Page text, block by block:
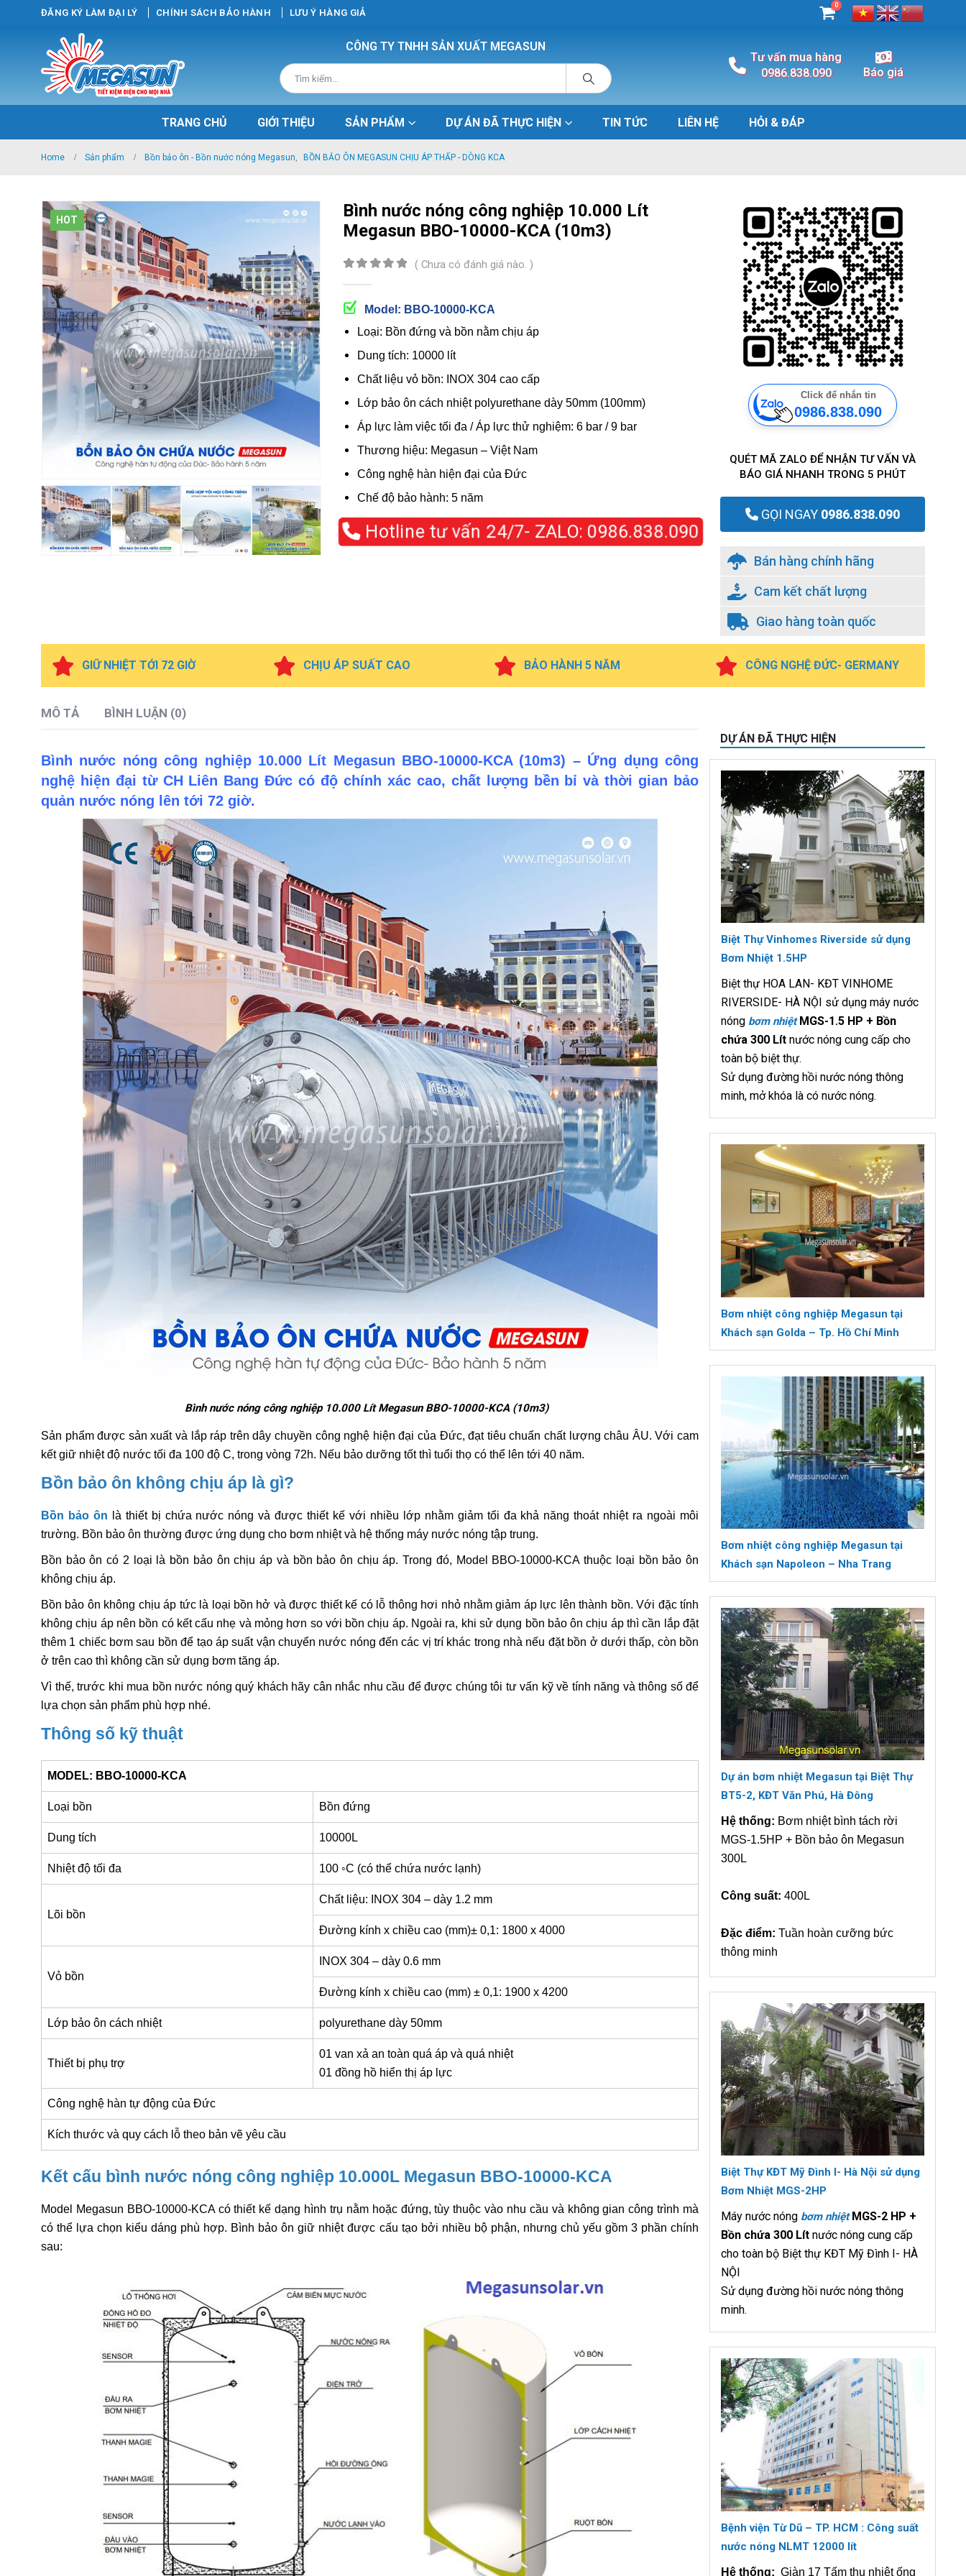
ĐĂNG KÝ LÀM ĐẠI LÝ CHÍNH SÁCH BẢO HÀNH LƯU Ý HÀNG GIẢ
0
CÔNG TY TNHH SẢN XUẤT MEGASUN
Tư vấn mua hàng
0986.838.090
Báo giá
TRANG CHỦ GIỚI THIỆU SẢN PHẨM DỰ ÁN ĐÃ THỰC HIỆN TIN TỨC LIÊN HỆ HỎI & ĐÁP
Home Sản phẩm Bồn bảo ôn - Bồn nước nóng Megasun, BỒN BẢO ÔN MEGASUN CHỊU ÁP THẤP - DÒNG KCA
HOT
Bình nước nóng công nghiệp 10.000 Lít
Megasun BBO-10000-KCA (10m3)
( Chưa có đánh giá nào. )
Model: BBO-10000-KCA
Loại: Bồn đứng và bồn nằm chịu áp
Dung tích: 10000 lít
Chất liệu vỏ bồn: INOX 304 cao cấp
Lớp bảo ôn cách nhiệt polyurethane dày 50mm (100mm)
Áp lực làm việc tối đa / Áp lực thử nghiệm: 6 bar / 9 bar
Thương hiệu: Megasun – Việt Nam
Công nghệ hàn hiện đại của Đức
Chế độ bảo hành: 5 năm
Hotline tư vấn 24/7- ZALO:0986.838.090
Click để nhắn tin
0986.838.090
QUÉT MÃ ZALO ĐỂ NHẬN TƯ VẤN VÀ
BÁO GIÁ NHANH TRONG 5 PHÚT
GỌI NGAY 0986.838.090
Bán hàng chính hãng
Cam kết chất lượng
Giao hàng toàn quốc
GIỮ NHIỆT TỚI 72 GIỜ CHỊU ÁP SUẤT CAO BẢO HÀNH 5 NĂM CÔNG NGHỆ ĐỨC- GERMANY
MÔ TẢ BÌNH LUẬN (0)
Bình nước nóng công nghiệp 10.000 Lít Megasun BBO-10000-KCA (10m3) – Ứng dụng công
nghệ hiện đại từ CH Liên Bang Đức có độ chính xác cao, chất lượng bền bỉ và thời gian bảo
quản nước nóng lên tới 72 giờ.
Bình nước nóng công nghiệp 10.000 Lít Megasun BBO-10000-KCA (10m3)
Sản phẩm được sản xuất và lắp ráp trên dây chuyền công nghệ hiện đại của Đức, đạt tiêu chuẩn chất lượng châu ÂU. Với cam
kết giữ nhiệt độ nước tối đa 100 độ C, trong vòng 72h. Nếu bảo dưỡng tốt thì tuổi thọ có thể lên tới 40 năm.
Bồn bảo ôn không chịu áp là gì?
Bồn bảo ôn là thiết bị chứa nước nóng và được thiết kế với nhiều lớp nhằm giảm tối đa khả năng thoát nhiệt ra ngoài môi
trường. Bồn bảo ôn thường được ứng dụng cho bơm nhiệt và hệ thống máy nước nóng tập trung.
Bồn bảo ôn có 2 loại là bồn bảo ôn chịu áp và bồn bảo ôn chịu áp. Trong đó, Model BBO-10000-KCA thuộc loại bồn bảo ôn
không chịu áp.
Bồn bảo ôn không chịu áp tức là loại bồn hở và được thiết kế có lỗ thông hơi nhỏ nhằm giảm áp lực lên thành bồn. Với đặc tính
không chịu áp nên bồn có kết cấu nhẹ và mỏng hơn so với bồn chịu áp. Ngoài ra, khi sử dụng bồn bảo ôn chịu áp thì cần lắp đặt
thêm 1 chiếc bơm sau bồn để tạo áp suất vận chuyển nước nóng đến các vị trí khác trong nhà nếu đặt bồn ở dưới thấp, còn bồn
ở trên cao thì không cần sử dụng bơm tăng áp.
Vì thế, trước khi mua bồn nước nóng quý khách hãy cân nhắc nhu cầu để được chúng tôi tư vấn kỹ về tính năng và thông số để
lựa chọn sản phẩm phù hợp nhé.
Thông số kỹ thuật
MODEL: BBO-10000-KCA
Loại bồn Bồn đứng
Dung tích 10000L
Nhiệt độ tối đa 100 ◦C (có thể chứa nước lạnh)
Lõi bồn
Chất liệu: INOX 304 – dày 1.2 mm
Đường kính x chiều cao (mm)± 0,1: 1800 x 4000
Vỏ bồn
INOX 304 – dày 0.6 mm
Đường kính x chiều cao (mm) ± 0,1: 1900 x 4200
Lớp bảo ôn cách nhiệt polyurethane dày 50mm
Thiết bị phụ trợ
01 van xả an toàn quá áp và quá nhiệt
01 đồng hồ hiển thị áp lực
Công nghệ hàn tự động của Đức
Kích thước và quy cách lỗ theo bản vẽ yêu cầu
Kết cấu bình nước nóng công nghiệp 10.000L Megasun BBO-10000-KCA
Model Megasun BBO-10000-KCA có thiết kế dạng hình trụ nằm hoặc đứng, tùy thuộc vào nhu cầu và không gian công trình mà
có thể lựa chọn kiểu dáng phù hợp. Bình bảo ôn giữ nhiệt được cấu tạo bởi nhiều bộ phận, nhưng chủ yếu gồm 3 phần chính
sau:
DỰ ÁN ĐÃ THỰC HIỆN
Biệt Thự Vinhomes Riverside sử dụng
Bơm Nhiệt 1.5HP
Biệt thự HOA LAN- KĐT VINHOME
RIVERSIDE- HÀ NỘI sử dụng máy nước
nóng bơm nhiệt MGS-1.5 HP + Bồn
chứa 300 Lít nước nóng cung cấp cho
toàn bộ biệt thự.
Sử dụng đường hồi nước nóng thông
minh, mở khóa là có nước nóng.
Bơm nhiệt công nghiệp Megasun tại
Khách sạn Golda – Tp. Hồ Chí Minh
Bơm nhiệt công nghiệp Megasun tại
Khách sạn Napoleon – Nha Trang
Dự án bơm nhiệt Megasun tại Biệt Thự
BT5-2, KĐT Văn Phú, Hà Đông
Hệ thống: Bơm nhiệt bình tách rời
MGS-1.5HP + Bồn bảo ôn Megasun
300L
Công suất: 400L
Đặc điểm: Tuần hoàn cưỡng bức
thông minh
Biệt Thự KĐT Mỹ Đình I- Hà Nội sử dụng
Bơm Nhiệt MGS-2HP
Máy nước nóng bơm nhiệt MGS-2 HP +
Bồn chứa 300 Lít nước nóng cung cấp
cho toàn bộ Biệt thự KĐT Mỹ Đình I- HÀ
NỘI
Sử dụng đường hồi nước nóng thông
minh.
Bệnh viện Từ Dũ – TP. HCM : Công suất
nước nóng NLMT 12000 lít
Hệ thống: Giàn 17 Tấm thu nhiệt ống